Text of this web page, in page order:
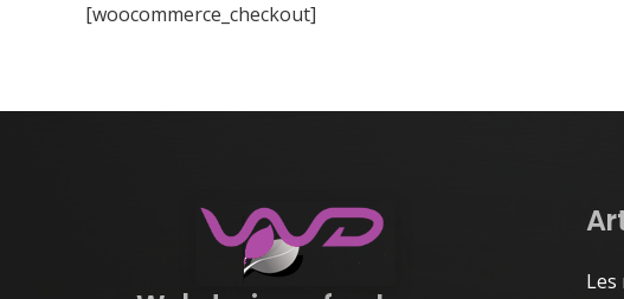
[woocommerce_checkout]